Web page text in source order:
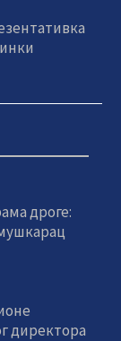
дроге:
директора